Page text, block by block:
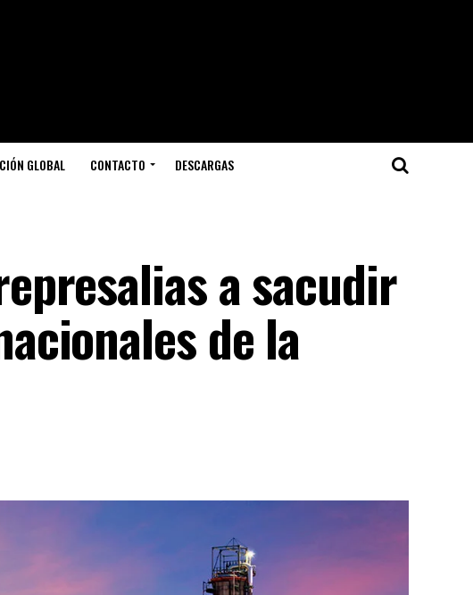
GLOBAL CONTACTO DESCARGAS
a sacudir
de la